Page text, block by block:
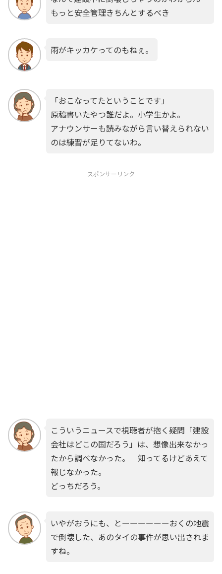
もっと安全管理きちんとするべき
雨がキッカケってのもねぇ。
「おこなってたということです」
原稿書いたやつ誰だよ。小学生かよ。
アナウンサーも読みながら言い替えられない
のは練習が足りてないわ。
スポンサーリンク
こういうニュースで視聴者が抱く疑問「建設
会社はどこの国だろう」は、想像出来なかっ
たから調べなかった。 知ってるけどあえて
報じなかった。
どっちだろう。
いやがおうにも、とーーーーーーおくの地震
で倒壊した、あのタイの事件が思い出されま
すね。